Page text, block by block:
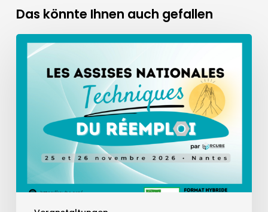
Das könnte Ihnen auch gefallen